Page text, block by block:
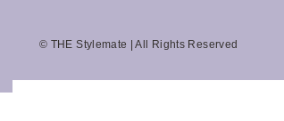
© THE Stylemate | All Rights Reserved